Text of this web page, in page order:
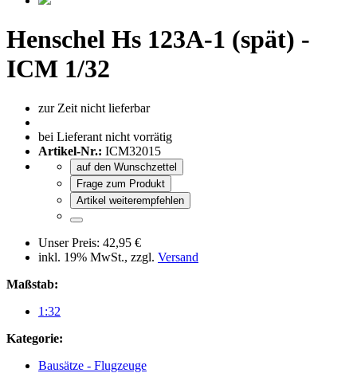
Henschel Hs 123A-1 (spät) -
ICM 1/32
zur Zeit nicht lieferbar
bei Lieferant nicht vorrätig
Artikel-Nr.: ICM32015
auf den Wunschzettel
Frage zum Produkt
Artikel weiterempfehlen
Unser Preis: 42,95 €
inkl. 19% MwSt., zzgl. Versand
Maßstab:
1:32
Kategorie:
Bausätze - Flugzeuge